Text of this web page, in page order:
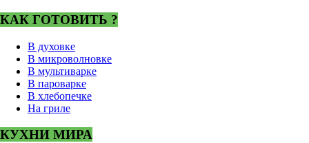
КАК ГОТОВИТЬ ?
В духовке
В микроволновке
В мультиварке
В пароварке
В хлебопечке
На гриле
КУХНИ МИРА